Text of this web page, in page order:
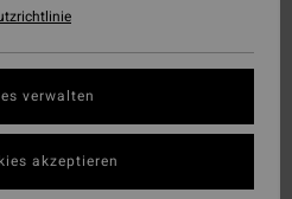
verwalten
akzeptieren